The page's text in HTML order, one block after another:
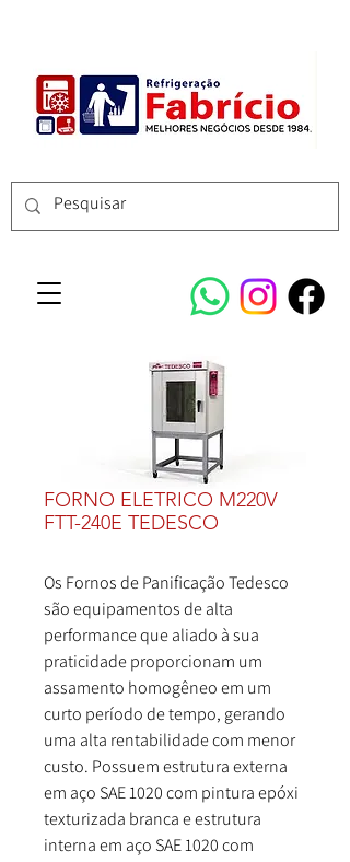
FORNO ELETRICO M220V
FTT-240E TEDESCO
Os Fornos de Panificação Tedesco
são equipamentos de alta
performance que aliado à sua
praticidade proporcionam um
assamento homogêneo em um
curto período de tempo, gerando
uma alta rentabilidade com menor
custo. Possuem estrutura externa
em aço SAE 1020 com pintura epóxi
texturizada branca e estrutura
interna em aço SAE 1020 com